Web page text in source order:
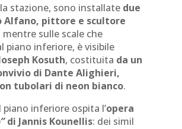
stazione, sono installate due
Alfano, pittore e scultore
mentre sulle scale che
piano inferiore, è visibile
Kosuth, costituita da un
di Dante Alighieri,
tubolari di neon bianco.
piano inferiore ospita l’opera
di Jannis Kounellis: dei simil